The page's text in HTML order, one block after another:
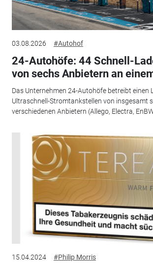
03.08.2026 #Autohof
24-Autohöfe: 44 Schnell-
von sechs Anbietern an
Das Unternehmen 24-Autohöfe betreibt einen
Ultraschnell-Stromtankstellen von insgesamt
verschiedenen Anbietern (Allego, Electra,
15.04.2024 #Philip Morris